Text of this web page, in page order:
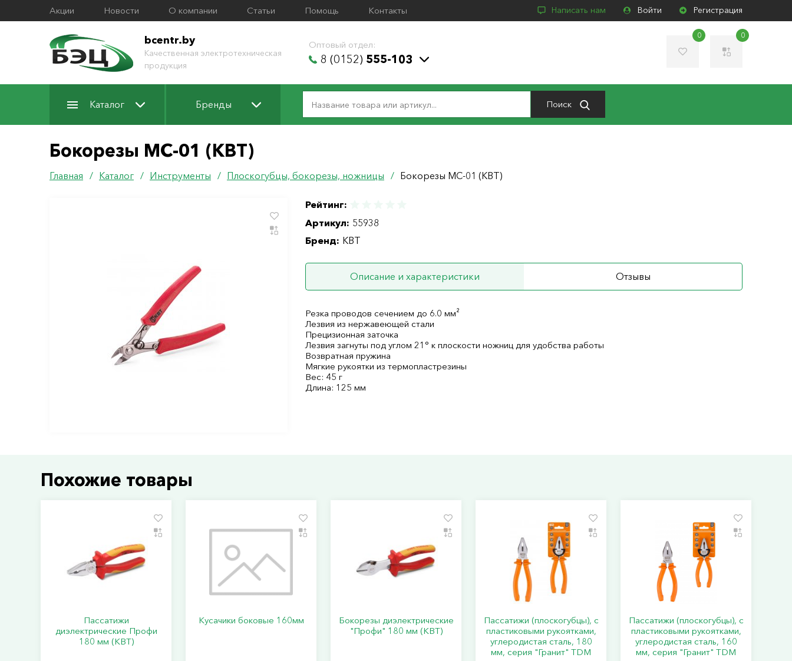
Акции Новости О компании Статьи Помощь Контакты Написать нам Войти Регистрация
bcentr.by
Качественная электротехническая
продукция
Оптовый отдел:
8 (0152) 555-103
0 0
Каталог Бренды Поиск
Бокорезы MC-01 (КВТ)
Главная / Каталог / Инструменты / Плоскогубцы, бокорезы, ножницы / Бокорезы MC-01 (КВТ)
Рейтинг:
Артикул: 55938
Бренд: КВТ
Описание и характеристики Отзывы
Резка проводов сечением до 6.0 мм²
Лезвия из нержавеющей стали
Прецизионная заточка
Лезвия загнуты под углом 21° к плоскости ножниц для удобства работы
Возвратная пружина
Мягкие рукоятки из термопластрезины
Вес: 45 г
Длина: 125 мм
Похожие товары
Пассатижи
диэлектрические Профи
180 мм (КВТ)
Кусачики боковые 160мм
Бокорезы диэлектрические
"Профи" 180 мм (КВТ)
Пассатижи (плоскогубцы), с
пластиковыми рукоятками,
углеродистая сталь, 180
мм, серия "Гранит" TDM
Пассатижи (плоскогубцы), с
пластиковыми рукоятками,
углеродистая сталь, 160
мм, серия "Гранит" TDM